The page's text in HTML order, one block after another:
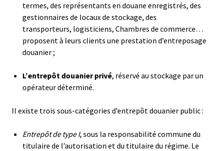
termes, des représentants en douane enregistrés, des
gestionnaires de locaux de stockage, des
transporteurs, logisticiens, Chambres de commerce…
proposent à leurs clients une prestation d’entreposage
douanier ;
L’entrepôt douanier privé, réservé au stockage par un
opérateur déterminé.
Il existe trois sous-catégories d’entrepôt douanier public :
Entrepôt de type I, sous la responsabilité commune du
titulaire de l’autorisation et du titulaire du régime. Le